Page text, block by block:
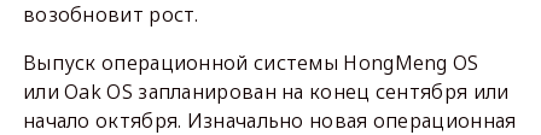
возобновит рост.
Выпуск операционной системы HongMeng OS
или Oak OS запланирован на конец сентября или
начало октября. Изначально новая операционная